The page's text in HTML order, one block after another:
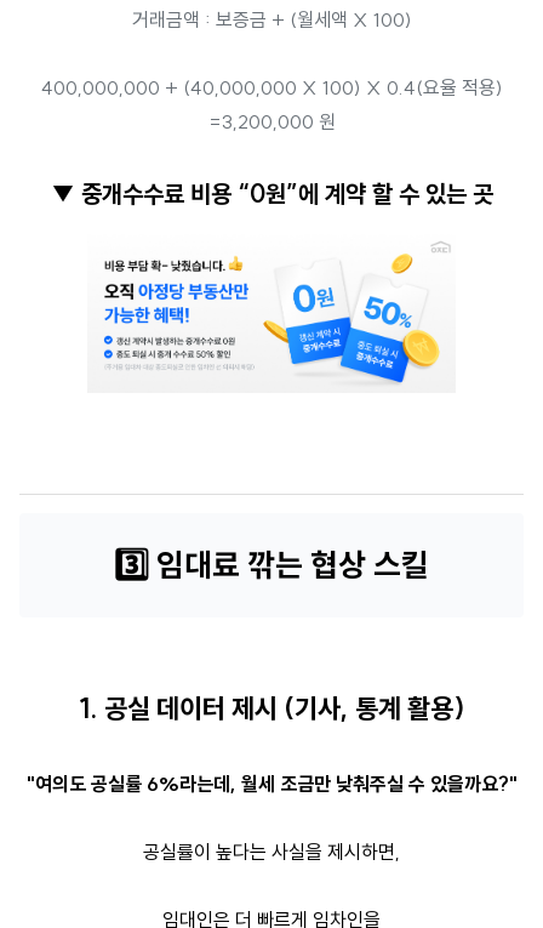
거래금액 : 보증금 + (월세액 X 100)
400,000,000 + (40,000,000 X 100) X 0.4(요율 적용)
=3,200,000 원
▼ 중개수수료 비용 “0원”에 계약 할 수 있는 곳
3️⃣ 임대료 깎는 협상 스킬
1. 공실 데이터 제시 (기사, 통계 활용)
"여의도 공실률 6%라는데, 월세 조금만 낮춰주실 수 있을까요?"
공실률이 높다는 사실을 제시하면,
임대인은 더 빠르게 임차인을